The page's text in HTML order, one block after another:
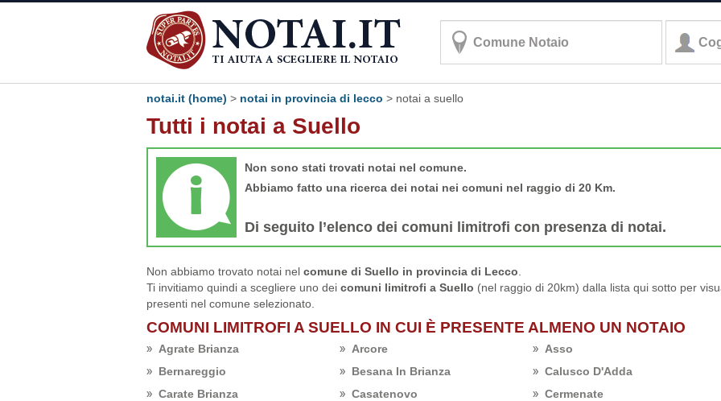
notai.it (home) > notai in provincia di lecco > notai a suello
Tutti i notai a Suello
Non sono stati trovati notai nel comune.
Abbiamo fatto una ricerca dei notai nei comuni nel raggio di 20 Km.
Di seguito l’elenco dei comuni limitrofi con presenza di notai.
Non abbiamo trovato notai nel comune di Suello in provincia di Lecco
Ti invitiamo quindi a scegliere uno dei comuni limitrofi a Suello (nel raggio di 20km) dalla lista qui sotto per
presenti nel comune selezionato.
COMUNI LIMITROFI A SUELLO IN CUI È PRESENTE ALMENO UN NOTAIO
Agrate Brianza Arcore
Asso
Bernareggio
Besana In Brianza
Calusco D'Adda
Carate Brianza
Casatenovo
Cermenate